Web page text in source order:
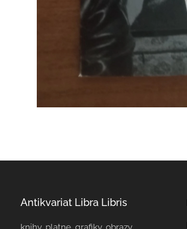
Antikvariat Libra Libris
knihy, platne, grafiky, obrazy, ...